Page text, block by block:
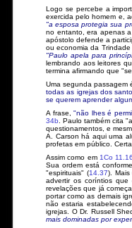
Logo se percebe a
exercida pelo homem e,
"a esposa protegia sua
no entanto, era apenas
apóstolo defende a
ou economia da Trindade
"Paulo apela para
lembrando aos leitores
termina afirmando que
Uma segunda passagem
todas as igrejas dos
se querem aprender
A frase,"não lhes é
34b . Paulo também cita
questionamentos, e
A. Carson há aqui uma
profetas em público.
Assim como em 1Co 11.16
Sua ordem está
"espirituais" (14.37).
advertir os coríntios
revelações que já
portar como as demais
não estaria
igrejas. O Dr. Russell
mais dominadas por